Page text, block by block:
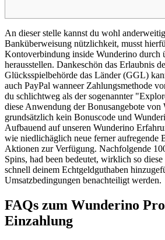
An dieser stelle kannst du wohl
Banküberweisung nützlichkeit, musst
Kontoverbindung inside Wunderino durch
herausstellen. Dankeschön das Erlaubnis
Glücksspielbehörde das Länder (GGL)
auch PayPal wanneer Zahlungsmethode
du schlichtweg als der sogenannter
diese Anwendung der Bonusangebote
grundsätzlich kein Bonuscode und
Aufbauend auf unseren Wunderino
wie niedlichäglich neue ferner aufregende
Aktionen zur Verfügung. Nachfolgende
Spins, had been bedeutet, wirklich so
schnell deinem Echtgeldguthaben
Umsatzbedingungen benachteiligt werden.
FAQs zum Wunderino
Einzahlung